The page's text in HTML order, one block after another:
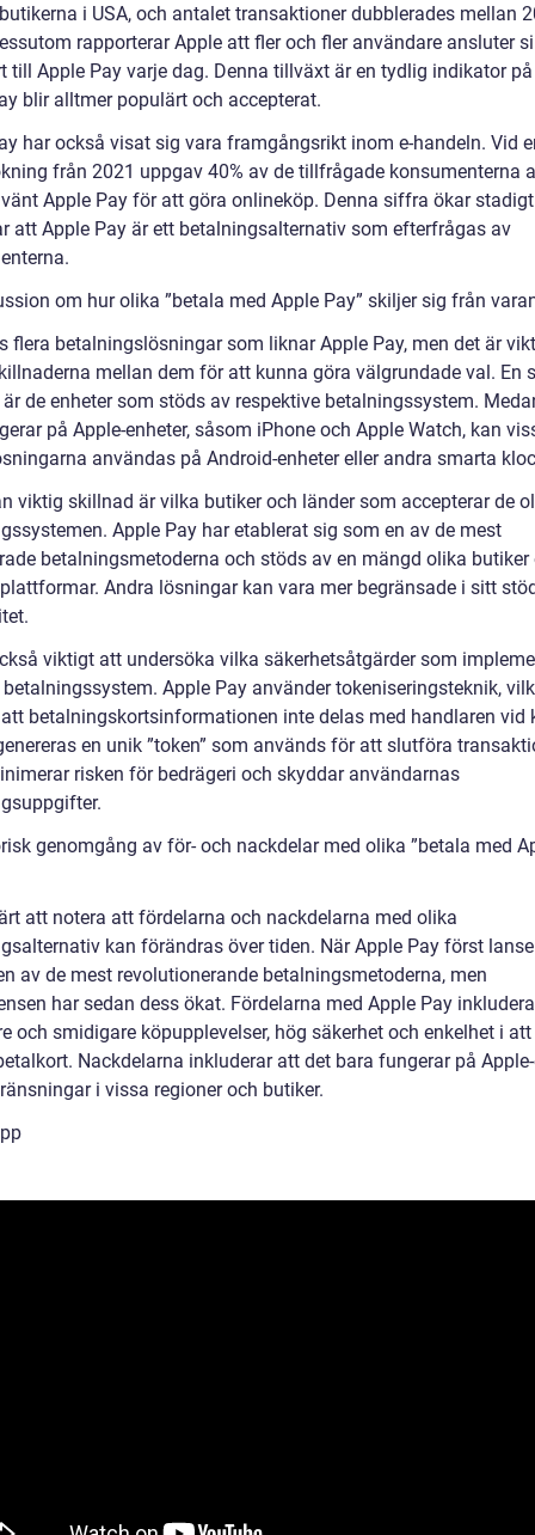
i USA, och antalet transaktioner dubblerades mellan
rapporterar Apple att fler och fler användare ansluter
till Apple Pay varje dag. Denna tillväxt är en tydlig indikator
blir alltmer populärt och accepterat.
har också visat sig vara framgångsrikt inom e-handeln. Vid
från 2021 uppgav 40% av de tillfrågade konsumenterna
Apple Pay för att göra onlineköp. Denna siffra ökar
att Apple Pay är ett betalningsalternativ som efterfrågas av
om hur olika ”betala med Apple Pay” skiljer sig från
flera betalningslösningar som liknar Apple Pay, men det är
mellan dem för att kunna göra välgrundade val. En
de enheter som stöds av respektive betalningssystem.
på Apple-enheter, såsom iPhone och Apple Watch, kan
användas på Android-enheter eller andra smarta
viktig skillnad är vilka butiker och länder som accepterar de
Apple Pay har etablerat sig som en av de mest
betalningsmetoderna och stöds av en mängd olika butiker
Andra lösningar kan vara mer begränsade i sitt
viktigt att undersöka vilka säkerhetsåtgärder som
Apple Pay använder tokeniseringsteknik,
betalningskortsinformationen inte delas med handlaren vid
en unik ”token” som används för att slutföra
risken för bedrägeri och skyddar användarnas
genomgång av för- och nackdelar med olika ”betala med
att notera att fördelarna och nackdelarna med olika
kan förändras över tiden. När Apple Pay först
av de mest revolutionerande betalningsmetoderna, men
har sedan dess ökat. Fördelarna med Apple Pay
och smidigare köpupplevelser, hög säkerhet och enkelhet i
Nackdelarna inkluderar att det bara fungerar på
i vissa regioner och butiker.